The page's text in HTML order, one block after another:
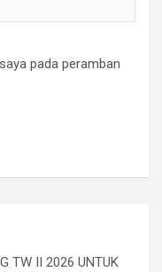
pada peramban
TW II 2026 UNTUK